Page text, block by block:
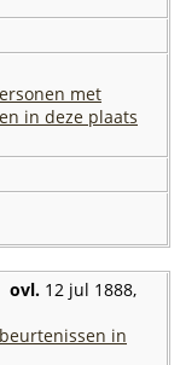
ovl. 12 jul 1888,